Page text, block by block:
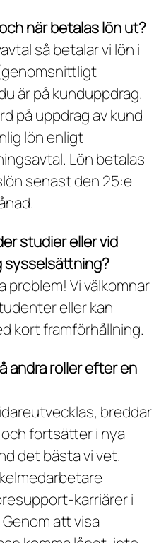
när betalas lön ut?
så betalar vi lön i
är på kunduppdrag.
på uppdrag av kund
lön enligt
Lön betalas
senast den 25:e
studier eller vid
sysselsättning?
problem! Vi välkomnar
eller kan
kort framförhållning.
andra roller efter en
breddar
fortsätter i nya
det bästa vi vet.
karriärer i
att visa